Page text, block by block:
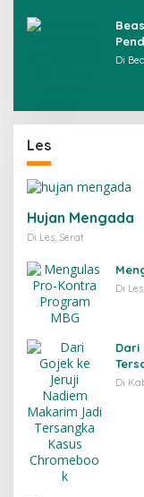
Di
Les
Hujan Mengada
Di Les, Serat
Di
Dari
Di